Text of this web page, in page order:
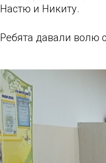
Настю и Никиту.
Ребята давали волю